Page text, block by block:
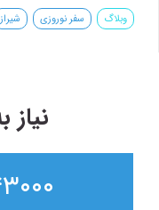
وبلاگ سفر نوروزی شیراز